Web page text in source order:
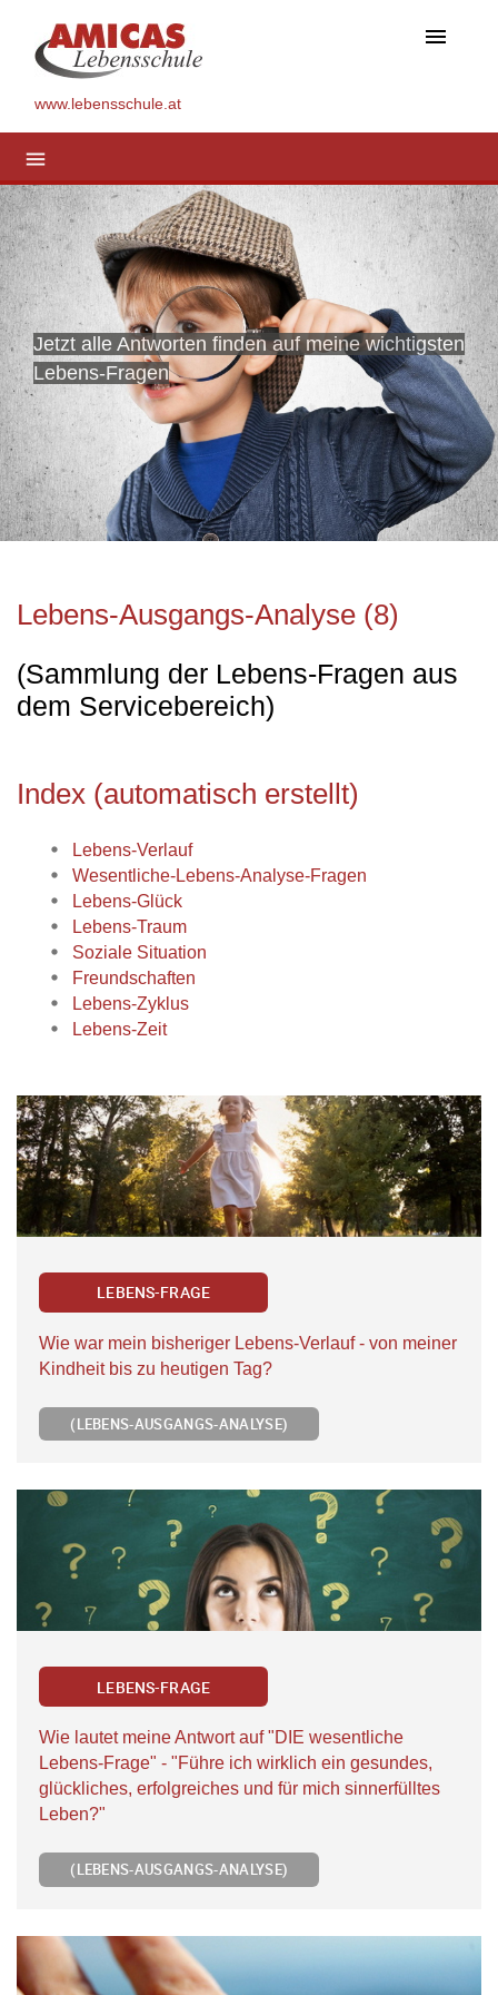
menu
www.lebensschule.at
menu
Jetzt alle Antworten finden auf meine wichtigsten
Lebens-Fragen
Lebens-Ausgangs-Analyse (8)
(Sammlung der Lebens-Fragen aus
dem Servicebereich)
Index (automatisch erstellt)
Lebens-Verlauf
Wesentliche-Lebens-Analyse-Fragen
Lebens-Glück
Lebens-Traum
Soziale Situation
Freundschaften
Lebens-Zyklus
Lebens-Zeit
LEBENS-FRAGE
Wie war mein bisheriger Lebens-Verlauf - von meiner
Kindheit bis zu heutigen Tag?
(LEBENS-AUSGANGS-ANALYSE)
LEBENS-FRAGE
Wie lautet meine Antwort auf "DIE wesentliche
Lebens-Frage" - "Führe ich wirklich ein gesundes,
glückliches, erfolgreiches und für mich sinnerfülltes
Leben?"
(LEBENS-AUSGANGS-ANALYSE)